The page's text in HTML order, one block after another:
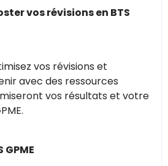
vos révisions en BTS
vos révisions et
avec des ressources
vos résultats et votre
GPME